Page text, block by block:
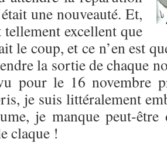
une nouveauté. Et,
tellement excellent que
le coup, et ce n’en est
la sortie de chaque
pour le 16 novembre
je suis littéralement
je manque peut-
claque !